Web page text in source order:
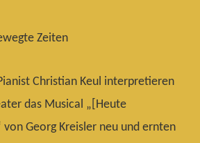
Zeiten
Christian Keul interpretieren
das Musical „[Heute
Georg Kreisler neu und ernten